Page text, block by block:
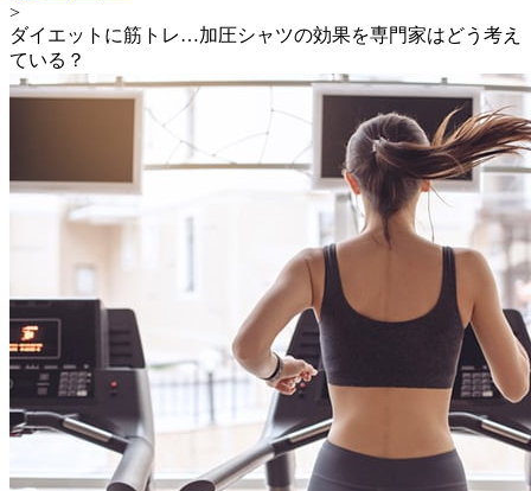
>
ダイエットに筋トレ…加圧シャツの効果を専門家はどう考え
ている？